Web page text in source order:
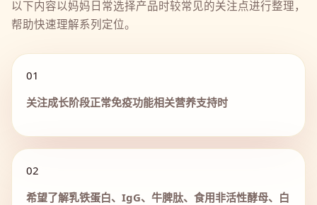
以下内容以妈妈日常选择产品时较常见的关注点进行整理，
帮助快速理解系列定位。
01
关注成长阶段正常免疫功能相关营养支持时
02
希望了解乳铁蛋白、IgG、牛脾肽、食用非活性酵母、白